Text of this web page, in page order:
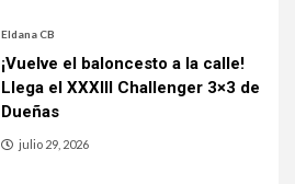
Eldana CB
¡Vuelve el baloncesto a la calle!
Llega el XXXIII Challenger 3×3 de
Dueñas
julio 29, 2026